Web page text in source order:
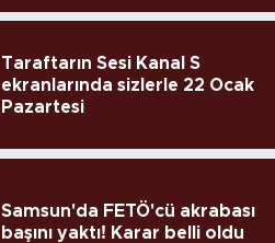
Taraftarın Sesi Kanal S
ekranlarında sizlerle 22 Ocak
Pazartesi
Samsun'da FETÖ'cü akrabası
başını yaktı! Karar belli oldu